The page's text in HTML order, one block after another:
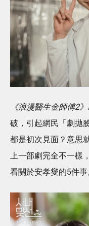
《浪漫醫生金師傅2
破，引起網民「劇拋
都是初次見面？意思
上一部劇完全不一樣
看關於安孝燮的5件事